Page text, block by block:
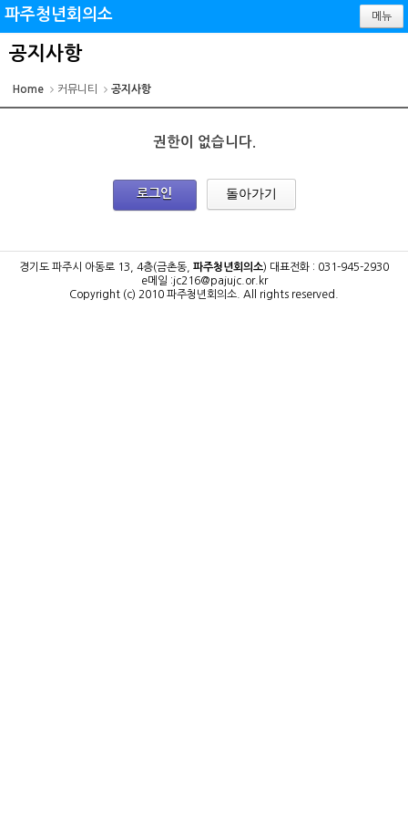
파주청년회의소 메뉴
공지사항
Home 커뮤니티 공지사항
권한이 없습니다.
로그인 돌아가기
경기도 파주시 아동로 13, 4층(금촌동, 파주청년회의소) 대표전화 : 031-945-2930
e메일 :jc216@pajujc.or.kr
Copyright (c) 2010 파주청년회의소. All rights reserved.